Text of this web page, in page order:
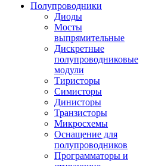
Полупроводники
Диоды
Мосты
выпрямительные
Дискретные
полупроводниковые
модули
Тиристоры
Симисторы
Динисторы
Транзисторы
Микросхемы
Оснащение для
полупроводников
Программаторы и